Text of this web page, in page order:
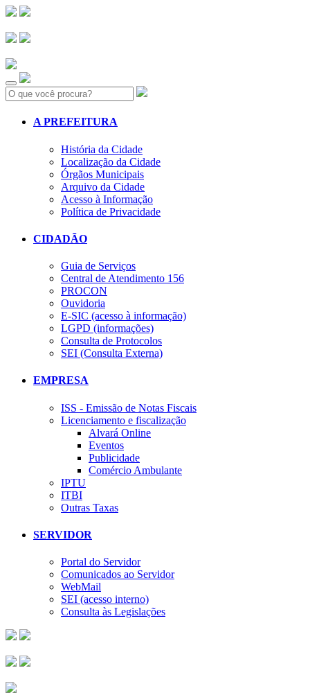
Search:
A PREFEITURA
História da Cidade
Localização da Cidade
Órgãos Municipais
Arquivo da Cidade
Acesso à Informação
Política de Privacidade
CIDADÃO
Guia de Serviços
Central de Atendimento 156
PROCON
Ouvidoria
E-SIC (acesso à informação)
LGPD (informações)
Consulta de Protocolos
SEI (Consulta Externa)
EMPRESA
ISS - Emissão de Notas Fiscais
Licenciamento e fiscalização
Alvará Online
Eventos
Publicidade
Comércio Ambulante
IPTU
ITBI
Outras Taxas
SERVIDOR
Portal do Servidor
Comunicados ao Servidor
WebMail
SEI (acesso interno)
Consulta às Legislações